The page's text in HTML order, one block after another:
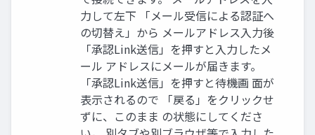
力して左下 「メール受信による認証へ
の切替え」から メールアドレス入力後
「承認Link送信」を押すと入力したメ
ール アドレスにメールが届きます。
「承認Link送信」を押すと待機画 面が
表示されるので 「戻る」をクリックせ
ずに、このまま の状態にしてくださ